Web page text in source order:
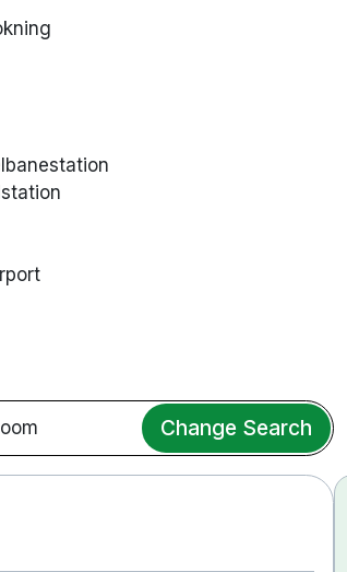
Change Search